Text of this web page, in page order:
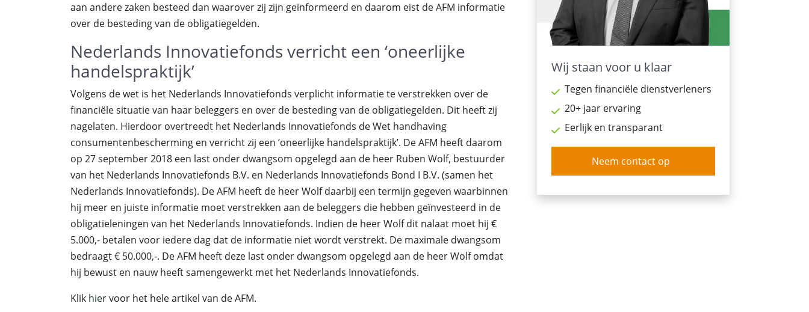
aan andere zaken besteed dan waarover zij zijn geïnformeerd en daarom eist de AFM informatie
over de besteding van de obligatiegelden.
Nederlands Innovatiefonds verricht een ‘oneerlijke
handelspraktijk’
Volgens de wet is het Nederlands Innovatiefonds verplicht informatie te verstrekken over de
financiële situatie van haar beleggers en over de besteding van de obligatiegelden. Dit heeft zij
nagelaten. Hierdoor overtreedt het Nederlands Innovatiefonds de Wet handhaving
consumentenbescherming en verricht zij een ‘oneerlijke handelspraktijk’. De AFM heeft daarom
op 27 september 2018 een last onder dwangsom opgelegd aan de heer Ruben Wolf, bestuurder
van het Nederlands Innovatiefonds B.V. en Nederlands Innovatiefonds Bond I B.V. (samen het
Nederlands Innovatiefonds). De AFM heeft de heer Wolf daarbij een termijn gegeven waarbinnen
hij meer en juiste informatie moet verstrekken aan de beleggers die hebben geïnvesteerd in de
obligatieleningen van het Nederlands Innovatiefonds. Indien de heer Wolf dit nalaat moet hij €
5.000,- betalen voor iedere dag dat de informatie niet wordt verstrekt. De maximale dwangsom
bedraagt € 50.000,-. De AFM heeft deze last onder dwangsom opgelegd aan de heer Wolf omdat
hij bewust en nauw heeft samengewerkt met het Nederlands Innovatiefonds.
Klik hiervoor het hele artikel van de AFM.
Wij staan voor u klaar
Tegen financiële dienstverleners
20+ jaar ervaring
Eerlijk en transparant
Neem contact op